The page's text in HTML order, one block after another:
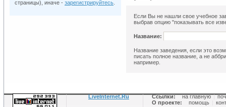
страницы), иначе - зарегистрируйтесь
Если Вы не нашли свое учебное
выбрав опцию "показывать все
Название:
Название заведения, если это
писать полное название, а не
например.
LiveInternet.Ru Ссылки: на главную |
О проекте:
помощь